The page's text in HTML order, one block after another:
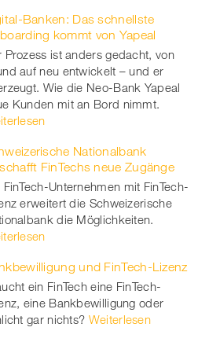
Banken: Das schnellste
kommt von Yapeal
Prozess ist anders gedacht, von
auf neu entwickelt – und er
Wie die Neo-Bank Yapeal
Kunden mit an Bord nimmt.
Nationalbank
FinTechs neue Zugänge
FinTech-Unternehmen mit FinTech-
erweitert die Schweizerische
die Möglichkeiten.
und FinTech-Lizenz
ein FinTech eine FinTech-
eine Bankbewilligung oder
gar nichts? Weiterlesen